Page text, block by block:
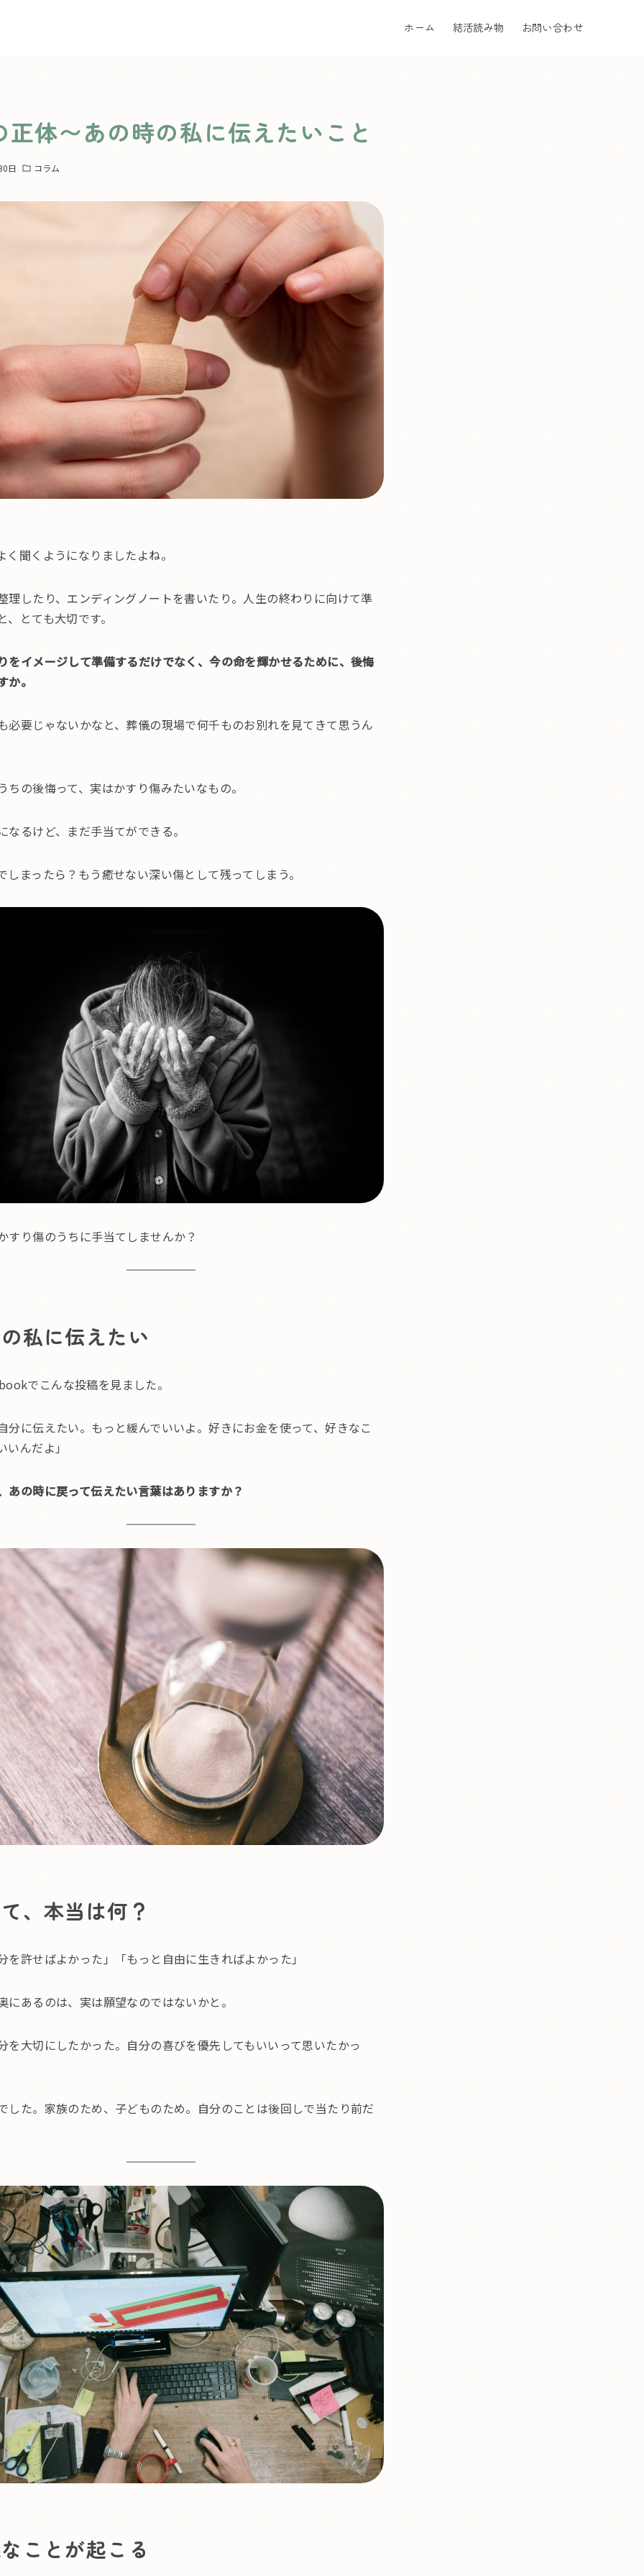
ホーム 結活読み物 お問い合わせ
正体〜あの時の私に伝えたいこと
日 コラム
く聞くようになりましたよね。
理したり、エンディングノートを書いたり。人生の終わりに向けて準
、とても大切です。
をイメージして準備するだけでなく、今の命を輝かせるために、後悔
か。
必要じゃないかなと、葬儀の現場で何千ものお別れを見てきて思うん
ちの後悔って、実はかすり傷みたいなもの。
なるけど、まだ手当てができる。
しまったら？もう癒せない深い傷として残ってしまう。
すり傷のうちに手当てしませんか？
私に伝えたい
でこんな投稿を見ました。
分に伝えたい。もっと緩んでいいよ。好きにお金を使って、好きなこ
いんだよ」
あの時に戻って伝えたい言葉はありますか？
、本当は何？
を許せばよかった」「もっと自由に生きればよかった」
にあるのは、実は願望なのではないかと。
を大切にしたかった。自分の喜びを優先してもいいって思いたかっ
した。家族のため、子どものため。自分のことは後回しで当たり前だ
ことが起こる